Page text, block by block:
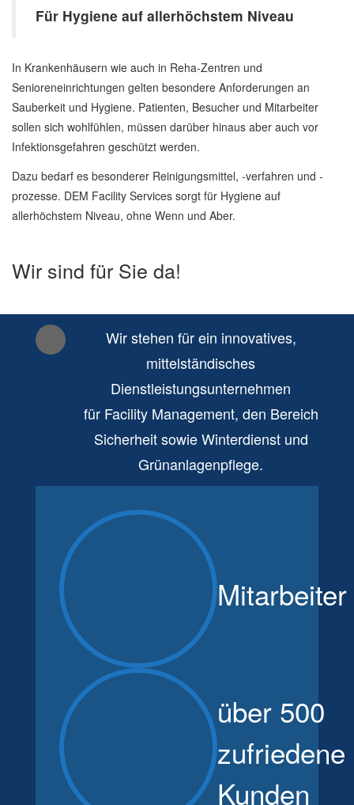
Für Hygiene auf allerhöchstem Niveau
In Krankenhäusern wie auch in Reha-Zentren und
Senioreneinrichtungen gelten besondere Anforderungen an
Sauberkeit und Hygiene. Patienten, Besucher und Mitarbeiter
sollen sich wohlfühlen, müssen darüber hinaus aber auch vor
Infektionsgefahren geschützt werden.
Dazu bedarf es besonderer Reinigungsmittel, -verfahren und -
prozesse. DEM Facility Services sorgt für Hygiene auf
allerhöchstem Niveau, ohne Wenn und Aber.
Wir sind für Sie da!
Wir stehen für ein innovatives,
mittelständisches
Dienstleistungsunternehmen
für Facility Management, den Bereich
Sicherheit sowie Winterdienst und
Grünanlagenpflege.
Mitarbeiter
über 500
zufriedene
Kunden